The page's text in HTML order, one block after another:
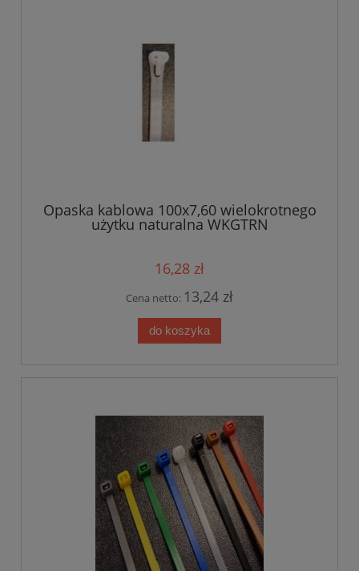
Opaska kablowa 100x7,60 wielokrotnego
użytku naturalna WKGTRN
16,28 zł
Cena netto: 13,24 zł
do koszyka